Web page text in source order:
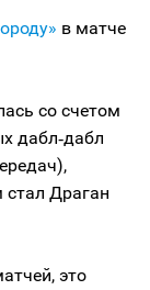
в матче
со счетом
дабл‑дабл
Драган
это